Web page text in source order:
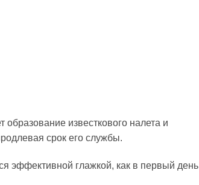
известкового налета и
срок его службы.
эффективной глажкой, как в первый день